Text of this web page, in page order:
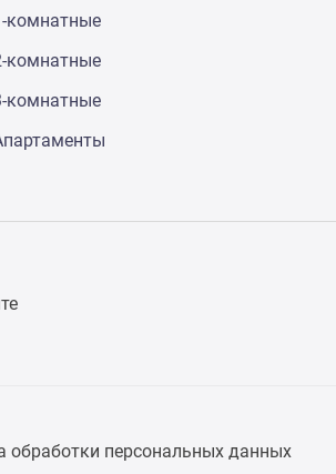
комнатные
комнатные
комнатные
обработки персональных данных